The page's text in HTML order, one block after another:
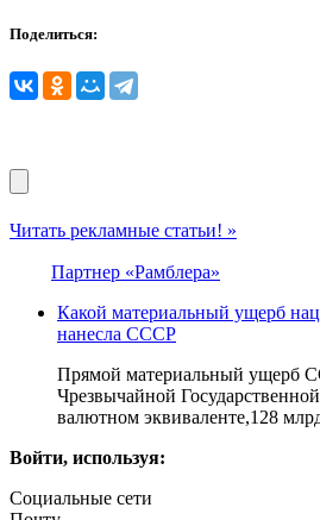
Поделиться:
Читать рекламные статьи! »
Партнер «Рамблера»
Какой материальный ущерб
нанесла СССР
Прямой материальный ущерб
Чрезвычайной
валютном эквиваленте,128
Войти, используя:
Социальные сети